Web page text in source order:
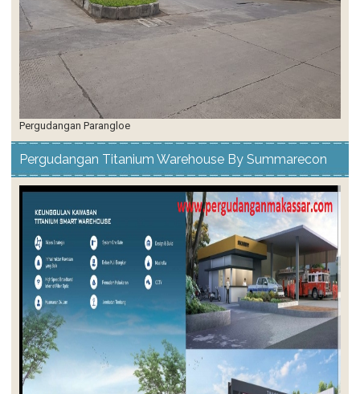
Pergudangan Parangloe
Pergudangan Titanium Warehouse By Summarecon